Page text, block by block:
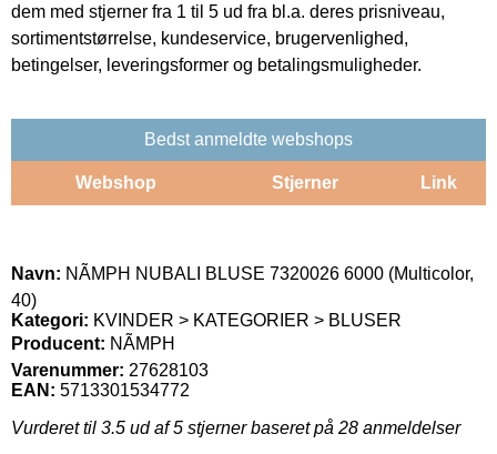
dem med stjerner fra 1 til 5 ud fra bl.a. deres prisniveau,
sortimentstørrelse, kundeservice, brugervenlighed,
betingelser, leveringsformer og betalingsmuligheder.
Bedst anmeldte webshops
Webshop Stjerner Link
Navn: NÃMPH NUBALI BLUSE 7320026 6000 (Multicolor,
40)
Kategori: KVINDER > KATEGORIER > BLUSER
Producent: NÃMPH
Varenummer: 27628103
EAN: 5713301534772
Vurderet til 3.5 ud af 5 stjerner baseret på 28 anmeldelser